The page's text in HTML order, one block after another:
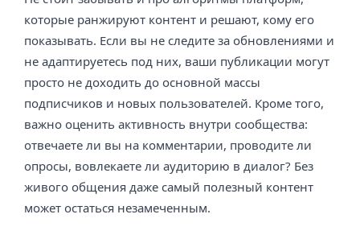
которые ранжируют контент и решают, кому его
показывать. Если вы не следите за обновлениями и
не адаптируетесь под них, ваши публикации могут
просто не доходить до основной массы
подписчиков и новых пользователей. Кроме того,
важно оценить активность внутри сообщества:
отвечаете ли вы на комментарии, проводите ли
опросы, вовлекаете ли аудиторию в диалог? Без
живого общения даже самый полезный контент
может остаться незамеченным.